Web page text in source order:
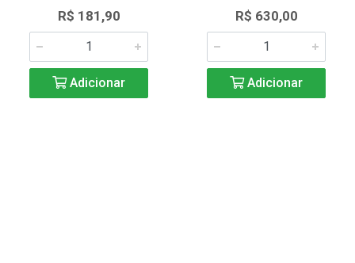
R$ 181,90
Adicionar
R$ 630,00
Adicionar